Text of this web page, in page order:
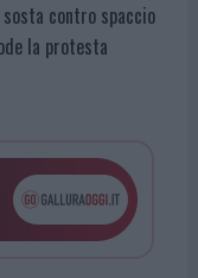
contro spaccio
la protesta